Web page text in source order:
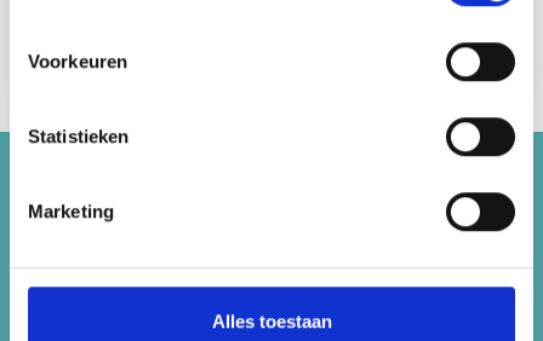
Voorkeuren
Statistieken
Marketing
Alles toestaan
Voir tous les modèles DROPS ici.
Recevez notre newsletter gratuite et
bénéficiez d'inspiration, d'offres et de